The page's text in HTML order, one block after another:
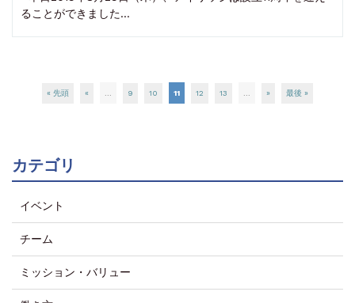
ることができました…
« 先頭 « 9 10 11 12 13 » 最後 »
カテゴリ
イベント
チーム
ミッション・バリュー